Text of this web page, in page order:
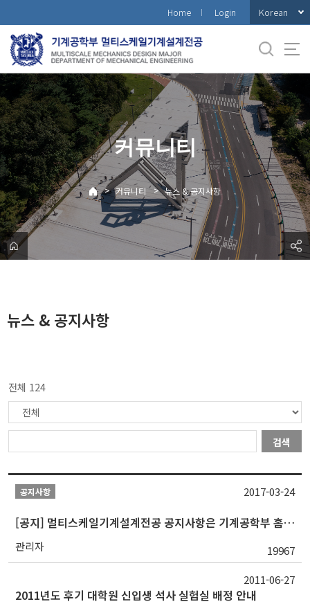
로
메
뉴
Home Login Korean
커뮤니티
> 커뮤니티 > 뉴스 & 공지사항
뉴스 & 공지사항
전체 124
검색
공지사항
[공지] 멀티스케일기계설계전공 공지사항은 기계공학부 홈페이지에서 확인 가능
관리자 19967
2017-03-24
2011년도 후기 대학원 신입생 석사 실험실 배정 안내
2011-06-27